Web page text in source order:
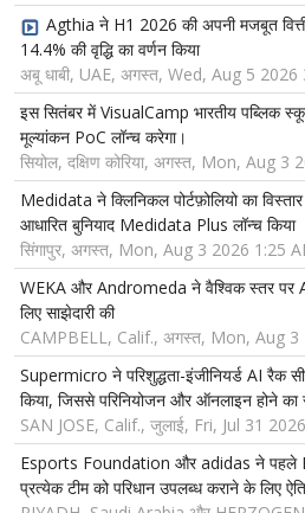
Agthia ने H1 2026 की अपनी मजबूत
14.4% की वृद्धि का वर्णन किया
अबू धाबी, UAE, अगस्त, Wed, Aug 5 2026
इस सितंबर में VisualCamp भारतीय पब्लिक
मूल्यांकन PoC लॉन्च करेगा।
सियोल, दक्षिण कोरिया, अगस्त, Mon, Aug 3
Medidata ने क्लिनिकल पोर्टफ़ोलियो का
आधारित बुनियाद Medidata Plus लॉन्च किया
सिंगापुर, अगस्त, Mon, Aug 3 2026 1:25
WEKA और Andromeda ने वैश्विक स्तर पर
लिए साझेदारी की
CAMPBELL, Calif., अगस्त, Mon, Aug
Supermicro ने परिशुद्धता-इंजीनियर्ड AI रैक
किया, जिससे परिनियोजन और ऑनलाइन होने
SAN JOSE, Calif., जुलाई, Fri, Jul 31
Esports Foundation और adidas ने पहले
प्रत्येक टीम को परिधान उपलब्ध कराने के लिए